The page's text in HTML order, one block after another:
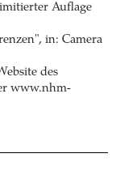
Auflage
in: Camera
des
www.nhm-